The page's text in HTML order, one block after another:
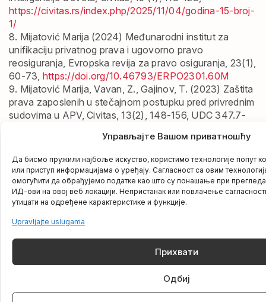
Управљајте Вашом приватношћу
Да бисмо пружили најбоље искуство, користимо технологије попут
или приступ информацијама о уређају. Сагласност са овим
омогућити да обрађујемо податке као што су понашање при
ИД-ови на овој веб локацији. Непристанак или повлачење
утицати на одређене карактеристике и функције.
Upravljajte uslugama
Прихвати
Одбиј
https://civitas.rs/index.php/2025/11/04/godina-15-broj-
1/
8. Mijatović Marija (2024) Međunarodni institut za
unifikaciju privatnog prava i ugovorno pravo
reosiguranja, Evropska revija za pravo osiguranja, 23(1),
60-73, https://doi.org/10.46793/ERPO2301.60M
9. Mijatović Marija,Vavan, Z., Gajinov, T. (2023) Zaštita
prava zaposlenih u stečajnom postupku pred privrednim
sudovima u APV, Civitas, 13(2), 148-156, UDC 347.7-
https://civitas.rs/index.php/2024/03/25/godina-13-
broj-2/
10. Vavan, Z., Gajinov, T.,Mijatović Marija(2023)
Sudska zaštita prava iz radnih odnosa tokom Kovid
pandemije na teritoriji Autonomne pokrajine Vojvodine,
Kultura polisa, 20 (3), 128-145,
https://doi.org/10.51738/Kpolisa2023.20.3r.128vgm
Evropske unije – primer korporativnog prava u Srbiji,
(2019) Praktične posledice
opredeljenja za binarnu ili kontinuum teoriju po razvoj